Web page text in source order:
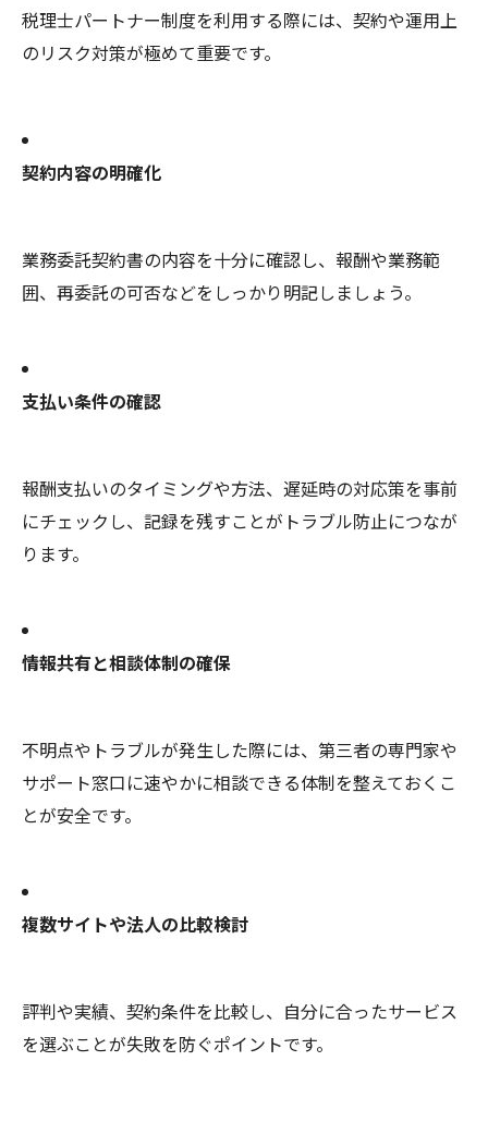
税理士パートナー制度を利用する際には、契約や運用上
のリスク対策が極めて重要です。
契約内容の明確化
業務委託契約書の内容を十分に確認し、報酬や業務範
囲、再委託の可否などをしっかり明記しましょう。
支払い条件の確認
報酬支払いのタイミングや方法、遅延時の対応策を事前
にチェックし、記録を残すことがトラブル防止につなが
ります。
情報共有と相談体制の確保
不明点やトラブルが発生した際には、第三者の専門家や
サポート窓口に速やかに相談できる体制を整えておくこ
とが安全です。
複数サイトや法人の比較検討
評判や実績、契約条件を比較し、自分に合ったサービス
を選ぶことが失敗を防ぐポイントです。